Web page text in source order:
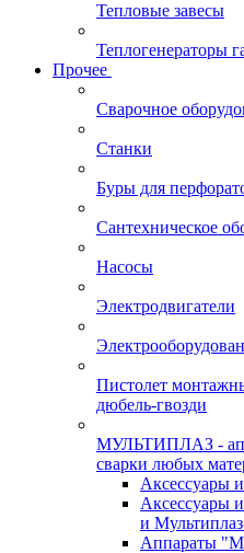
Тепловые завесы
Теплогенераторы
Прочее
Сварочное
Станки
Буры для
Сантехническое
Насосы
Электродвигатели
Пистолет
дюбель-гвозди
МУЛЬТИПЛАЗ -
сварки любых
Аксессуары
Аксессуары
и
Аппараты